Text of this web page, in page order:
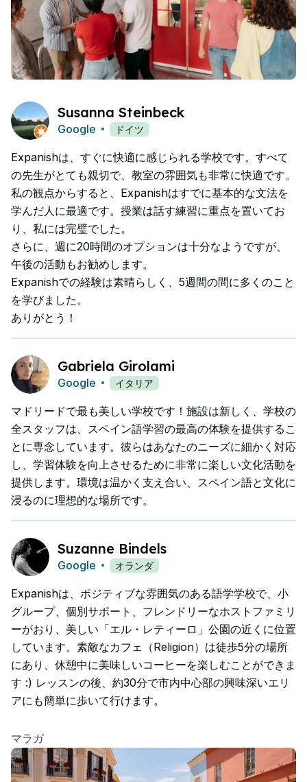
Susanna Steinbeck
Google ドイツ
Expanishは、すぐに快適に感じられる学校です。すべて
の先生がとても親切で、教室の雰囲気も非常に快適です。
私の観点からすると、Expanishはすでに基本的な文法を
学んだ人に最適です。授業は話す練習に重点を置いてお
り、私には完璧でした。
さらに、週に20時間のオプションは十分なようですが、
午後の活動もお勧めします。
Expanishでの経験は素晴らしく、5週間の間に多くのこと
を学びました。
ありがとう！
Gabriela Girolami
Google イタリア
マドリードで最も美しい学校です！施設は新しく、学校の
全スタッフは、スペイン語学習の最高の体験を提供するこ
とに専念しています。彼らはあなたのニーズに細かく対応
し、学習体験を向上させるために非常に楽しい文化活動を
提供します。環境は温かく支え合い、スペイン語と文化に
浸るのに理想的な場所です。
Suzanne Bindels
Google オランダ
Expanishは、ポジティブな雰囲気のある語学学校で、小
グループ、個別サポート、フレンドリーなホストファミリ
ーがおり、美しい「エル・レティーロ」公園の近くに位置
しています。素敵なカフェ（Religion）は徒歩5分の場所
にあり、休憩中に美味しいコーヒーを楽しむことができま
す :) レッスンの後、約30分で市内中心部の興味深いエリ
アにも簡単に歩いて行けます。
マラガ